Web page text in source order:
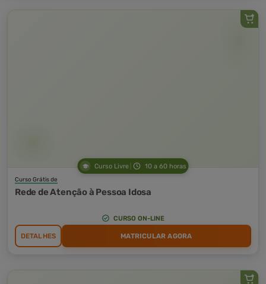
Curso Livre 10 a 60 horas
Curso Grátis de
Rede de Atenção à Pessoa Idosa
CURSO ON-LINE
DETALHES MATRICULAR AGORA